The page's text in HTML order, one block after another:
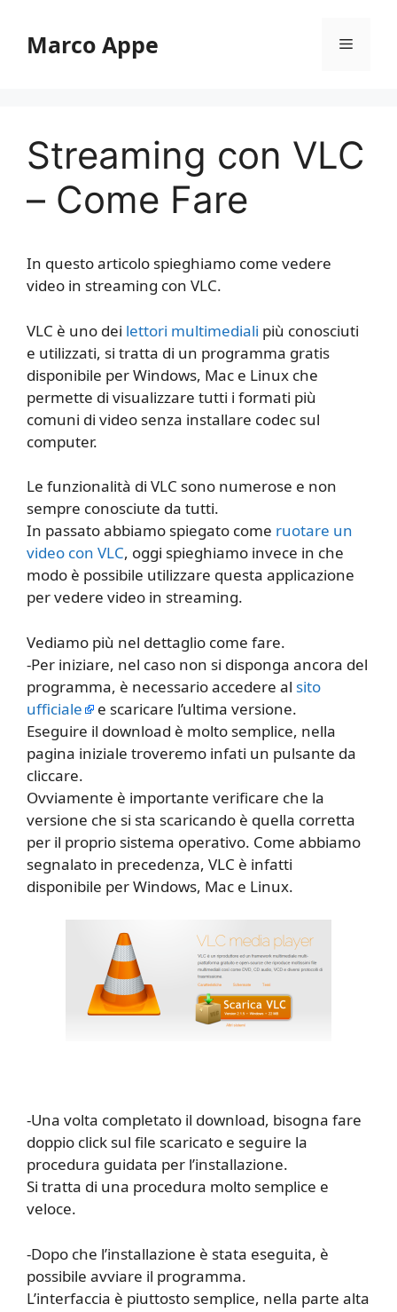
contenuto
Marco Appe Menu
Streaming con VLC
– Come Fare
In questo articolo spieghiamo come vedere
video in streaming con VLC.
VLC è uno dei lettori multimediali più conosciuti
e utilizzati, si tratta di un programma gratis
disponibile per Windows, Mac e Linux che
permette di visualizzare tutti i formati più
comuni di video senza installare codec sul
computer.
Le funzionalità di VLC sono numerose e non
sempre conosciute da tutti.
In passato abbiamo spiegato come ruotare un
video con VLC, oggi spieghiamo invece in che
modo è possibile utilizzare questa applicazione
per vedere video in streaming.
Vediamo più nel dettaglio come fare.
-Per iniziare, nel caso non si disponga ancora del
programma, è necessario accedere al sito
ufficiale
e scaricare l’ultima versione.
Eseguire il download è molto semplice, nella
pagina iniziale troveremo infati un pulsante da
cliccare.
Ovviamente è importante verificare che la
versione che si sta scaricando è quella corretta
per il proprio sistema operativo. Come abbiamo
segnalato in precedenza, VLC è infatti
disponibile per Windows, Mac e Linux.
-Una volta completato il download, bisogna fare
doppio click sul file scaricato e seguire la
procedura guidata per l’installazione.
Si tratta di una procedura molto semplice e
veloce.
-Dopo che l’installazione è stata eseguita, è
possibile avviare il programma.
L’interfaccia è piuttosto semplice, nella parte alta